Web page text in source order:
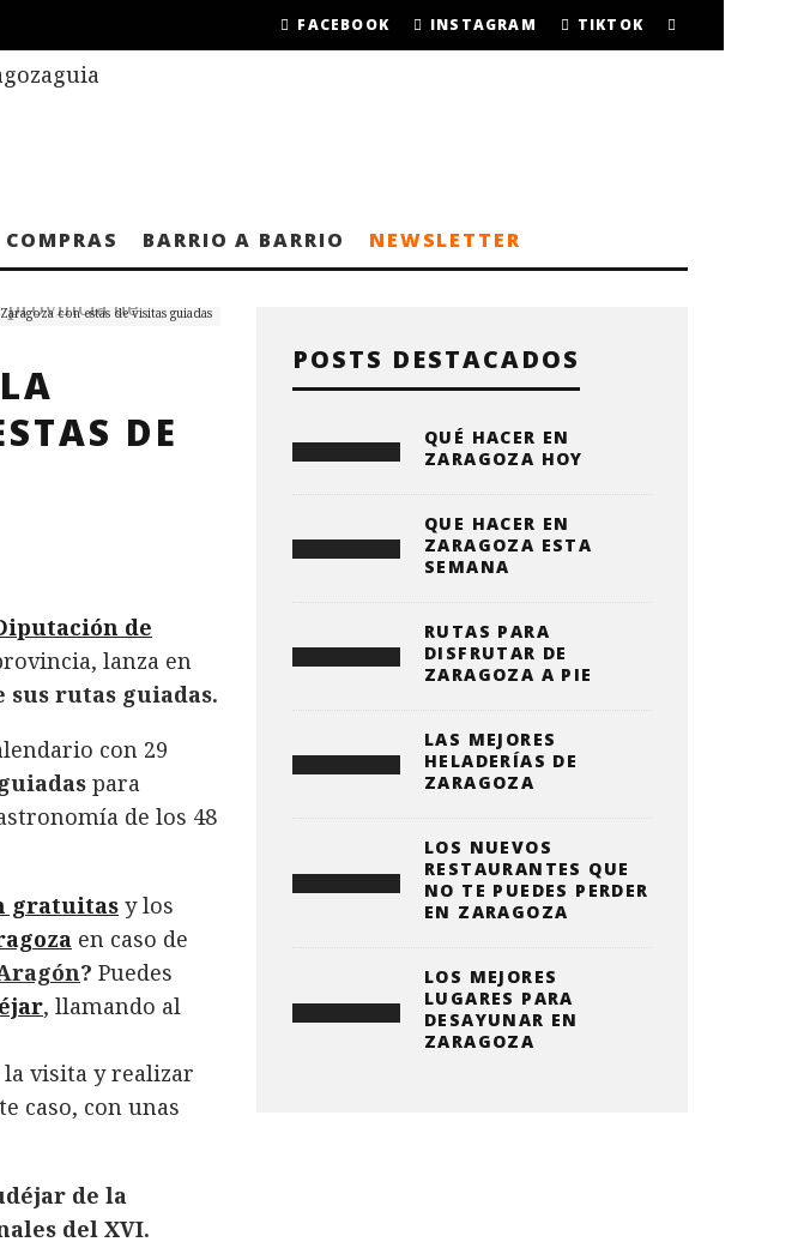
FACEBOOK INSTAGRAM TIKTOK
COMPRAS BARRIO A BARRIO NEWSLETTER
con estas de visitas guiadas
DE
de
lanza en
rutas guiadas.
con 29
para
de los 48
gratuitas y los
en caso de
? Puedes
, llamando al
la visita y realizar
caso, con unas
de la
del XVI.
POSTS DESTACADOS
QUÉ HACER EN
ZARAGOZA HOY
QUE HACER EN
ZARAGOZA ESTA
SEMANA
RUTAS PARA
DISFRUTAR DE
ZARAGOZA A PIE
LAS MEJORES
HELADERÍAS DE
ZARAGOZA
LOS NUEVOS
RESTAURANTES QUE
NO TE PUEDES PERDER
EN ZARAGOZA
LOS MEJORES
LUGARES PARA
DESAYUNAR EN
ZARAGOZA